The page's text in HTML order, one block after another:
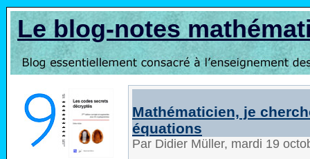
Le blog-notes
Mathématicien, je
équations
Par Didier Müller, mardi 19